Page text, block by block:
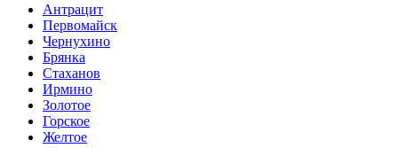
Антрацит
Первомайск
Чернухино
Брянка
Стаханов
Ирмино
Золотое
Горское
Желтое